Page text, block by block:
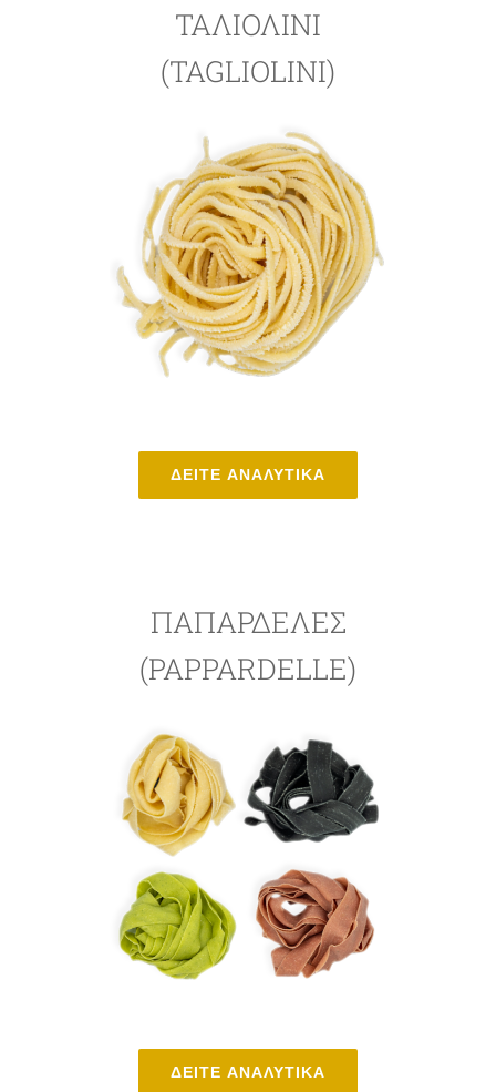
ΤΑΛΙΟΛΊΝΙ
(TAGLIOLINI)
ΔΕΙΤΕ ΑΝΑΛΥΤΙΚΑ
ΠΑΠΑΡΔΈΛΕΣ
(PAPPARDELLE)
ΔΕΙΤΕ ΑΝΑΛΥΤΙΚΑ